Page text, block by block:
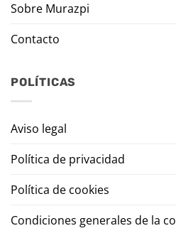
Sobre Murazpi
Contacto
POLÍTICAS
Aviso legal
Política de privacidad
Política de cookies
Condiciones generales de la